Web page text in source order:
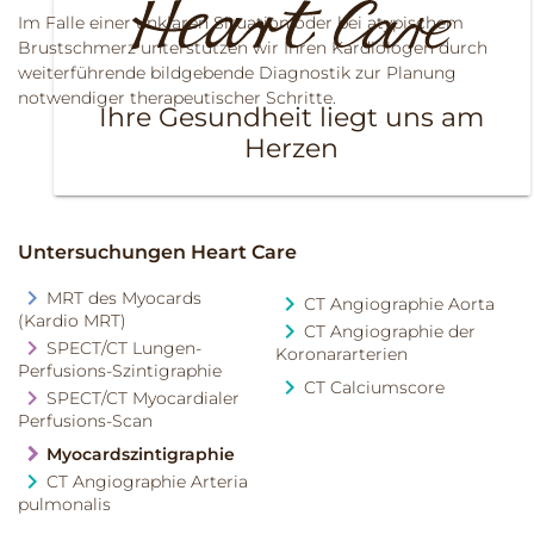
Ihre Gesundheit liegt uns am
Herzen
Im Falle einer unklaren Situation oder bei atypischem
Brustschmerz unterstützen wir Ihren Kardiologen durch
weiterführende bildgebende Diagnostik zur Planung
notwendiger therapeutischer Schritte.
Untersuchungen Heart Care
MRT des Myocards
(Kardio MRT)
SPECT/CT Lungen-
Perfusions-Szintigraphie
SPECT/CT Myocardialer
Perfusions-Scan
Myocardszintigraphie
CT Angiographie Arteria
pulmonalis
CT Angiographie Aorta
CT Angiographie der
Koronararterien
CT Calciumscore